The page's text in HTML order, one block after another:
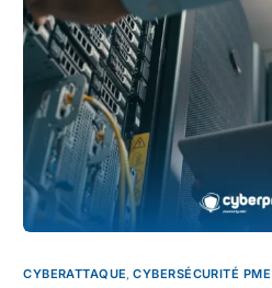
CYBERATTAQUE,CYBERSÉCURITÉ PME